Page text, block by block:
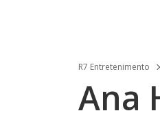
R7 Entretenimento
Ana